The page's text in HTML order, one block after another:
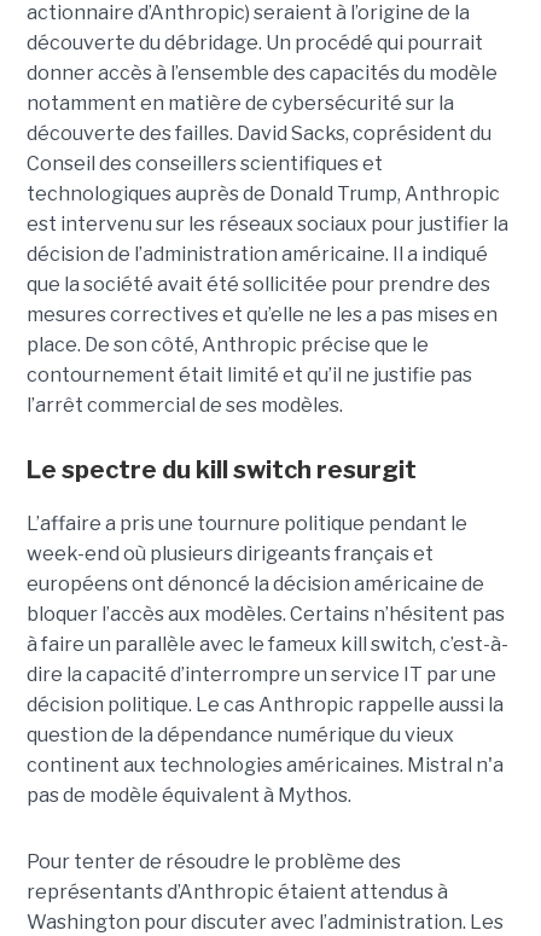
actionnaire d’Anthropic) seraient à l’origine de la
découverte du débridage. Un procédé qui pourrait
donner accès à l’ensemble des capacités du modèle
notamment en matière de cybersécurité sur la
découverte des failles. David Sacks, coprésident du
Conseil des conseillers scientifiques et
technologiques auprès de Donald Trump, Anthropic
est intervenu sur les réseaux sociaux pour justifier la
décision de l’administration américaine. Il a indiqué
que la société avait été sollicitée pour prendre des
mesures correctives et qu’elle ne les a pas mises en
place. De son côté, Anthropic précise que le
contournement était limité et qu’il ne justifie pas
l’arrêt commercial de ses modèles.
Le spectre du kill switch resurgit
L’affaire a pris une tournure politique pendant le
week-end où plusieurs dirigeants français et
européens ont dénoncé la décision américaine de
bloquer l’accès aux modèles. Certains n’hésitent pas
à faire un parallèle avec le fameux kill switch, c’est-à-
dire la capacité d’interrompre un service IT par une
décision politique. Le cas Anthropic rappelle aussi la
question de la dépendance numérique du vieux
continent aux technologies américaines. Mistral n'a
pas de modèle équivalent à Mythos.
Pour tenter de résoudre le problème des
représentants d’Anthropic étaient attendus à
Washington pour discuter avec l’administration. Les